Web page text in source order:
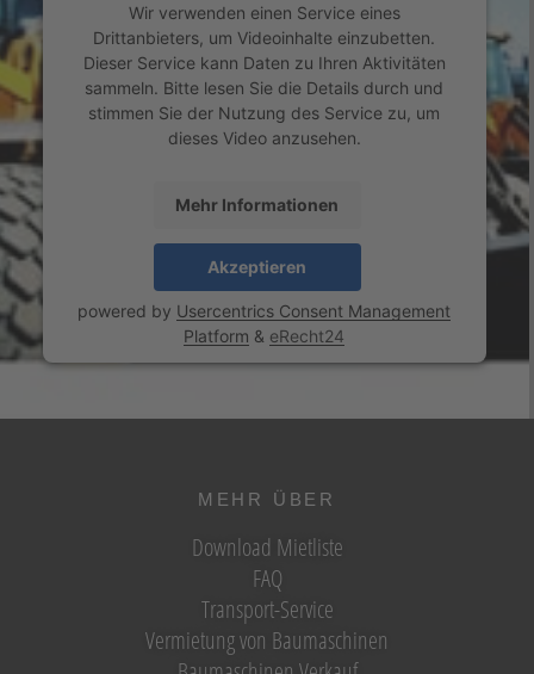
Wir verwenden einen Service eines
Drittanbieters, um Videoinhalte einzubetten.
Dieser Service kann Daten zu Ihren Aktivitäten
sammeln. Bitte lesen Sie die Details durch und
stimmen Sie der Nutzung des Service zu, um
dieses Video anzusehen.
Mehr Informationen
Akzeptieren
powered by Usercentrics Consent Management
Platform & eRecht24
MEHR ÜBER
Download Mietliste
FAQ
Transport-Service
Vermietung von Baumaschinen